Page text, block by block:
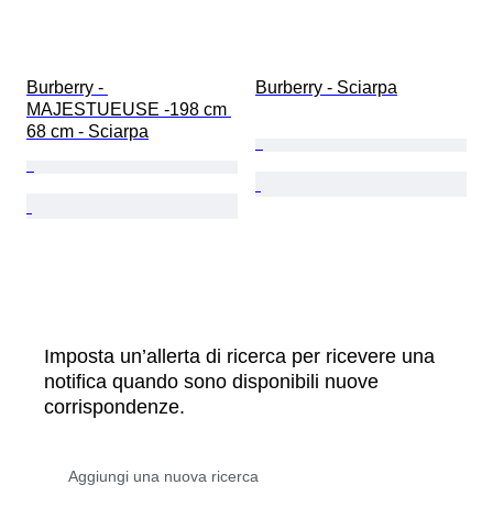
Burberry -
MAJESTUEUSE -198 cm
68 cm - Sciarpa
Burberry - Sciarpa
Imposta un’allerta di ricerca per ricevere una
notifica quando sono disponibili nuove
corrispondenze.